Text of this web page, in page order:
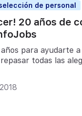
de personal
20 años de
para ayudarte
todas las